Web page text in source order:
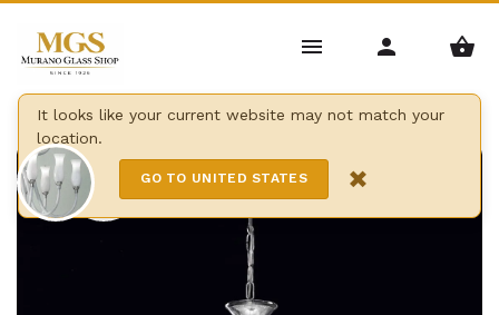
It looks like your current website may not match your
location.
GO TO UNITED STATES ×
Home / Lampadari / Moderni / Lampadario teodato
6 Lights